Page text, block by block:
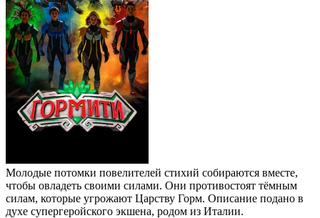
Молодые потомки повелителей стихий собираются вместе,
чтобы овладеть своими силами. Они противостоят тёмным
силам, которые угрожают Царству Горм. Описание подано в
духе супергеройского экшена, родом из Италии.